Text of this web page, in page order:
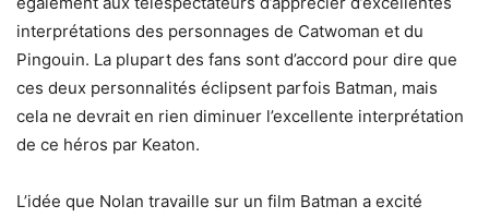
interprétations des personnages de Catwoman et du
Pingouin. La plupart des fans sont d’accord pour dire que
ces deux personnalités éclipsent parfois Batman, mais
cela ne devrait en rien diminuer l’excellente interprétation
de ce héros par Keaton.
L’idée que Nolan travaille sur un film Batman a excité